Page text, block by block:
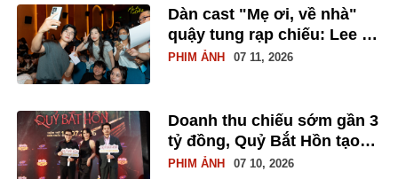
Dàn cast "Mẹ ơi, về nhà"
quậy tung rạp chiếu: Lee Yi
Kyung ghi điểm tuyệt đối,
PHIM ẢNH 07 11, 2026
Doanh thu chiếu sớm gần 3
tỷ đồng, Quỷ Bắt Hồn tạo
khởi đầu tích cực trước
PHIM ẢNH 07 10, 2026